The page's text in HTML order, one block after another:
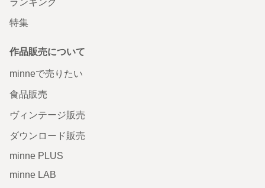
特集
作品販売について
minneで売りたい
食品販売
ヴィンテージ販売
ダウンロード販売
minne PLUS
minne LAB